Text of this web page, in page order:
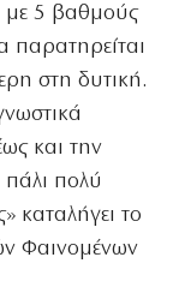
με 5 βαθμούς
παρατηρείται
στη δυτική.
και την
πάλι πολύ
καταλήγει το
Φαινομένων